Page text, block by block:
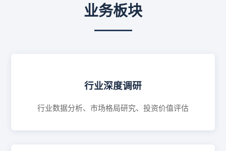
业务板块
行业深度调研
行业数据分析、市场格局研究、投资价值评估